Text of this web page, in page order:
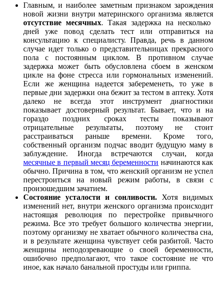
Главным, и наиболее заметным признаком зарождения
новой жизни внутри материнского организма является
отсутствие месячных. Такая задержка на несколько
дней уже повод сделать тест или отправиться на
консультацию к специалисту. Правда, речь в данном
случае идет только о представительницах прекрасного
пола с постоянным циклом. В противном случае
задержка может быть обусловлена сбоем в женском
цикле на фоне стресса или гормональных изменений.
Если же женщина надеется забеременеть, то уже в
первые дни задержки она бежит за тестом в аптеку. Хотя
далеко не всегда этот инструмент диагностики
показывает достоверный результат. Бывает, что и на
гораздо поздних сроках тесты показывают
отрицательные результаты, поэтому не стоит
расстраиваться раньше времени. Кроме того,
собственный организм подчас вводит будущую маму в
заблуждение. Иногда встречаются случаи, когда
месячные в первый месяц беременности начинаются как
обычно. Причина в том, что женский организм не успел
перестроиться на новый режим работы, в связи с
произошедшим зачатием.
Состояние усталости и сонливости. Хотя видимых
изменений нет, внутри женского организма происходит
настоящая революция по перестройке привычного
режима. Все это требует большого количества энергии,
поэтому организму не хватает обычного количества сна,
и в результате женщина чувствует себя разбитой. Часто
женщины неподозревающие о своей беременности,
ошибочно предполагают, что такое состояние не что
иное, как начало банальной простуды или гриппа.